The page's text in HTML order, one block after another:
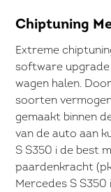
Chiptuning
Extreme
software
wagen halen.
soorten
gemaakt binnen
van de auto aan
S S350 i de best
paardenkracht
Mercedes S